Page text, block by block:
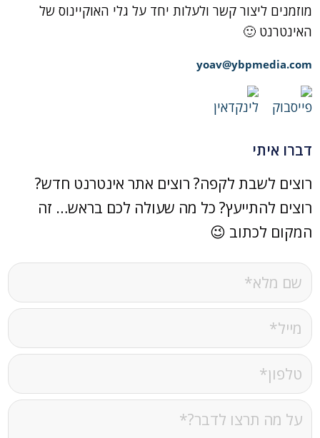
מוזמנים ליצור קשר ולעלות יחד על גלי האוקיינוס של
האינטרנט 🙂
yoav@ybpmedia.com
דברו איתי
רוצים לשבת לקפה? רוצים אתר אינטרנט חדש?
רוצים להתייעץ? כל מה שעולה לכם בראש… זה
המקום לכתוב 😉